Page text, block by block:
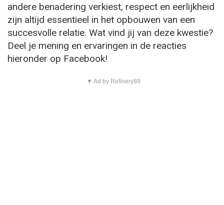
andere benadering verkiest, respect en eerlijkheid
zijn altijd essentieel in het opbouwen van een
succesvolle relatie. Wat vind jij van deze kwestie?
Deel je mening en ervaringen in de reacties
hieronder op Facebook!
▼ Ad by Refinery89